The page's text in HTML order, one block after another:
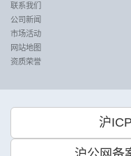
联系我们
公司新闻
市场活动
网站地图
资质荣誉
沪